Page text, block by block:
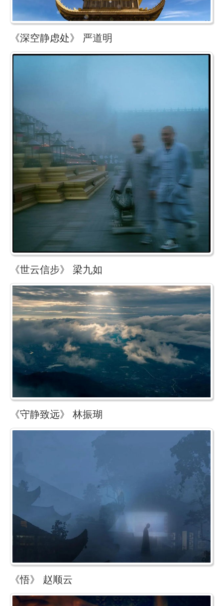
《深空静虑处》 严道明
《世云信步》 梁九如
《守静致远》 林振瑚
《悟》 赵顺云